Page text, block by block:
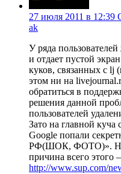
27 июля 2011 в 12:39
ak
У ряда
и отдает пустой
куков, связанных с
этом ни на
обратиться в
решения данной
пользователей
Зато на главной
Google попали
РФ(ШОК, ФОТО)». Ну
причина всего этого
http://www.sup.com/